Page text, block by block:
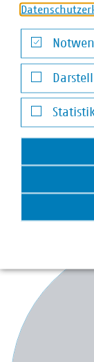
Der VKU
eingebracht.
und
Kernnetz vom
Statistik